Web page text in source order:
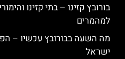
בורובץ קזינו – בתי קזינו
למהמרים
מה השעה בבורובץ עכשיו –
ישראל